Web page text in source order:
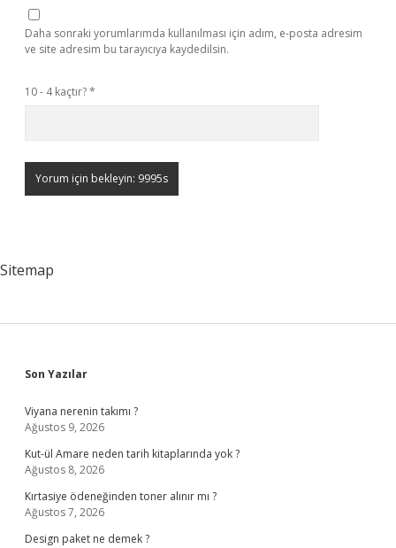
Daha sonraki yorumlarımda kullanılması için adım, e-posta adresim
ve site adresim bu tarayıcıya kaydedilsin.
10 - 4 kaçtır?*
Sitemap
Sidebar
Son Yazılar
Viyana nerenin takımı ?
Ağustos 9, 2026
Kut-ül Amare neden tarih kitaplarında yok ?
Ağustos 8, 2026
Kırtasiye ödeneğinden toner alınır mı ?
Ağustos 7, 2026
Design paket ne demek ?